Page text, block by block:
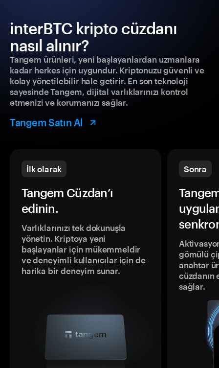
interBTC kripto cüzdanı
nasıl alınır?
Tangem ürünleri, yeni başlayanlardan uzmanlara
kadar herkes için uygundur. Kriptonuzu güvenli ve
kolay yönetilebilir hale getirir. En son teknoloji
sayesinde Tangem, dijital varlıklarınızı kontrol
etmenizi ve korumanızı sağlar.
Tangem Satın Al
İlk olarak
Tangem Cüzdan’ı
edinin.
Varlıklarınızı tek dokunuşla
yönetin. Kriptoya yeni
başlayanlar için mükemmeldir
ve deneyimli kullanıcılar için de
harika bir deneyim sunar.
Sonra
gömülü
anahtar
sağlar.